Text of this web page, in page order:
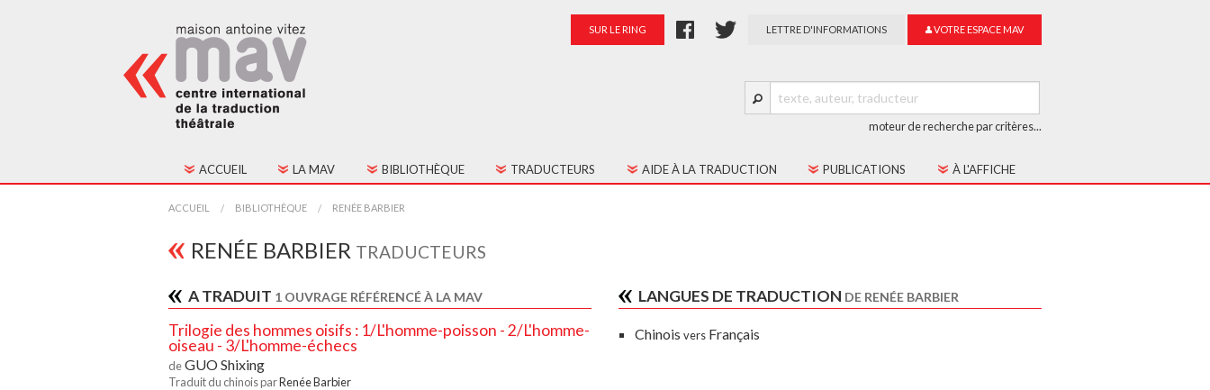
SUR LE RING LETTRE D'INFORMATIONS VOTRE ESPACE MAV
moteur de recherche par critères...
ACCUEIL LA MAV
HISTORIQUE
FONCTIONNEMENT
CONTACTS
BIBLIOTHÈQUE
TOUS LES TEXTES
TEXTES JEUNE PUBLIC
TRADUCTEURS AIDE À LA TRADUCTION PUBLICATIONS À L'AFFICHE
ACCUEIL BIBLIOTHÈQUE RENÉE BARBIER
RENÉE BARBIER TRADUCTEURS
A TRADUIT 1 OUVRAGE RÉFÉRENCÉ À LA MAV
Trilogie des hommes oisifs : 1/L'homme-poisson - 2/L'homme-
oiseau - 3/L'homme-échecs
deGUO Shixing
Traduit du chinois parRenée Barbier
LANGUES DE TRADUCTION DE RENÉE BARBIER
Chinois versFrançais